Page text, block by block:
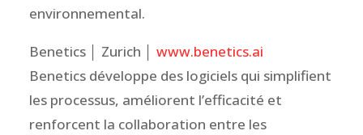
environnemental.
Benetics │ Zurich │ www.benetics.ai
Benetics développe des logiciels qui simplifient
les processus, améliorent l’efficacité et
renforcent la collaboration entre les